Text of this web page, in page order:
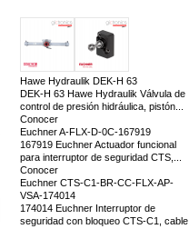
Hawe Hydraulik DEK-H 63
DEK-H 63 Hawe Hydraulik Válvula de
control de presión hidráulica, pistón...
Conocer
Euchner A-FLX-D-0C-167919
167919 Euchner Actuador funcional
para interruptor de seguridad CTS,...
Conocer
Euchner CTS-C1-BR-CC-FLX-AP-
VSA-174014
174014 Euchner Interruptor de
seguridad con bloqueo CTS-C1, cable